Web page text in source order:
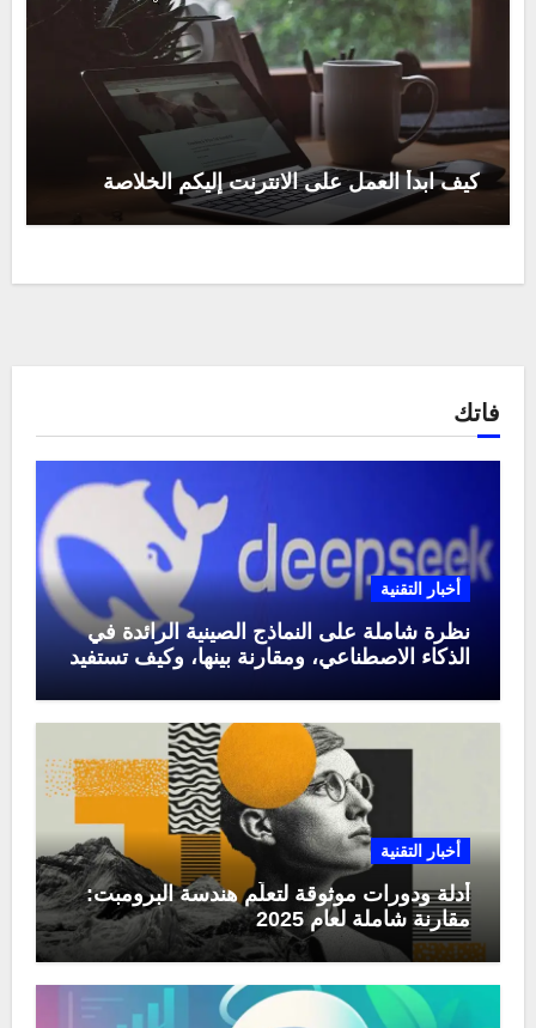
كيف ابدأ العمل على الانترنت إليكم الخلاصة
فاتك
أخبار التقنية
نظرة شاملة على النماذج الصينية الرائدة في
الذكاء الاصطناعي، ومقارنة بينها، وكيف تستفيد
أخبار التقنية
أدلة ودورات موثوقة لتعلّم هندسة البرومبت:
مقارنة شاملة لعام 2025